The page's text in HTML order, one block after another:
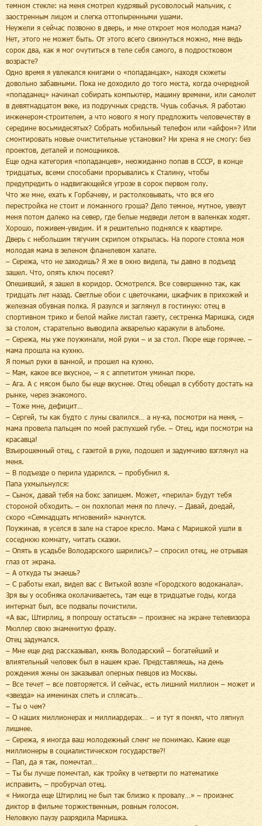
темном стекле: на меня смотрел кудрявый русоволосый мальчик, с
заостренным лицом и слегка оттопыренными ушами.
Неужели я сейчас позвоню в дверь, и мне откроет моя молодая мама?
Нет, этого не может быть. От этого всего свихнуться можно, мне ведь
сорок два, как я мог очутиться в теле себя самого, в подростковом
возрасте?
Одно время я увлекался книгами о «попаданцах», находя сюжеты
довольно забавными. Пока не доходило до того места, когда очередной
«попаданец» начинал собирать компьютер, машину времени, или самолет
в девятнадцатом веке, из подручных средств. Чушь собачья. Я работаю
инженером-строителем, а что нового я могу предложить человечеству в
середине восьмидесятых? Собрать мобильный телефон или «айфон»? Или
смонтировать новые очистительные установки? Ни хрена я не смогу: без
проектов, деталей и помощников.
Еще одна категория «попаданцев», неожиданно попав в СССР, в конце
тридцатых, всеми способами прорывались к Сталину, чтобы
предупредить о надвигающейся угрозе в сорок первом голу.
Что же мне, ехать к Горбачеву, и растолковывать, что вся его
перестройка не стоит и ломанного гроша? Дело темное, мутное, увезут
меня потом далеко на север, где белые медведи летом в валенках ходят.
Хорошо, поживем-увидим. И я решительно поднялся к квартире.
Дверь с небольшим тягучим скрипом открылась. На пороге стояла моя
молодая мама в зеленом фланелевом халате.
– Сережа, что не заходишь? Я же в окно видела, ты давно в подъезд
зашел. Что, опять ключ посеял?
Опешивший, я зашел в коридор. Осмотрелся. Все совершенно так, как
тридцать лет назад. Светлые обои с цветочками, шкафчик в прихожей и
железная обувная полка. Я разулся и заглянул в гостиную: отец в
спортивном трико и белой майке листал газету, сестренка Маришка, сидя
за столом, старательно выводила акварелью каракули в альбоме.
– Сережа, мы уже поужинали, мой руки – и за стол. Пюре еще горячее. –
мама прошла на кухню.
Я помыл руки в ванной, и прошел на кухню.
– Мам, какое все вкусное, – я с аппетитом уминал пюре.
– Ага. А с мясом было бы еще вкуснее. Отец обещал в субботу достать на
рынке, через знакомого.
– Тоже мне, дефицит…
– Сергей, ты как будто с луны свалился… а ну-ка, посмотри на меня, –
мама провела пальцем по моей распухшей губе. – Отец, иди посмотри на
красавца!
Взъерошенный отец, с газетой в руке, подошел и задумчиво взглянул на
меня.
– В подъезде о перила ударился. – пробубнил я.
Папа ухмыльнулся:
– Сынок, давай тебя на бокс запишем. Может, «перила» будут тебя
стороной обходить. – он похлопал меня по плечу. – Давай, доедай,
скоро «Семнадцать мгновений» начнутся.
Поужинав, я уселся в зале на старое кресло. Мама с Маришкой ушли в
соседнюю комнату, читать сказки.
– Опять в усадьбе Володарского шарились? – спросил отец, не отрывая
глаз от экрана.
– А откуда ты знаешь?
– С работы ехал, видел вас с Витькой возле «Городского водоканала».
Зря вы у особняка околачиваетесь, там еще в тридцатые годы, когда
интернат был, все подвалы почистили.
«А вас, Штирлиц, я попрошу остаться» – произнес на экране телевизора
Мюллер свою знаменитую фразу.
Отец задумался.
– Мне еще дед рассказывал, князь Володарский – богатейший и
влиятельный человек был в нашем крае. Представляешь, на день
рождения жены он заказывал оперных певцов из Москвы.
– Все течет – все повторяется. И сейчас, есть лишний миллион – может и
«звезда» на именинах спеть и сплясать…
– Ты о чем?
– О наших миллионерах и миллиардерах… – и тут я понял, что ляпнул
лишнее.
– Сережа, я иногда ваш молодежный сленг не понимаю. Какие еще
миллионеры в социалистическом государстве?!
– Пап, да я так, помечтал…
– Ты бы лучше помечтал, как тройку в четверти по математике
исправить, – пробурчал отец.
« Никогда еще Штирлиц не был так близко к провалу…» – произнес
диктор в фильме торжественным, ровным голосом.
Неловкую паузу разрядила Маришка.